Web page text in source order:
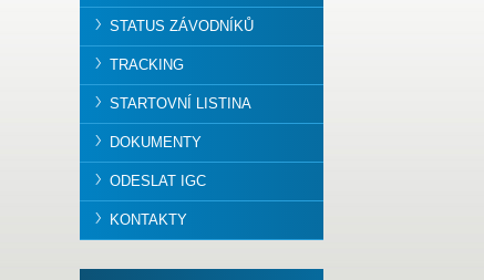
STATUS ZÁVODNÍKŮ
TRACKING
STARTOVNÍ LISTINA
DOKUMENTY
ODESLAT IGC
KONTAKTY